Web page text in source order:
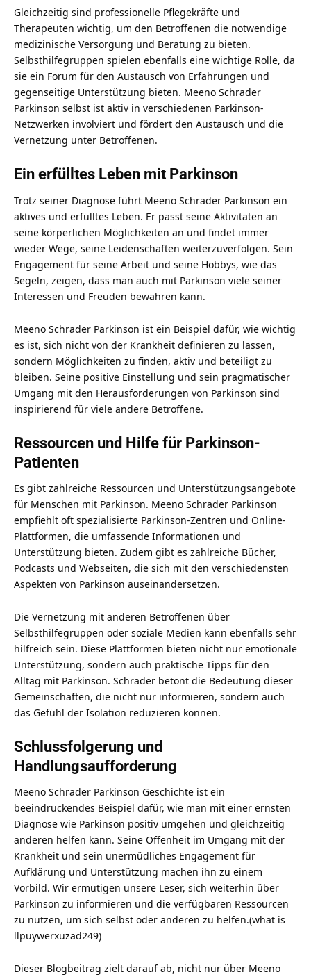
Gleichzeitig sind professionelle Pflegekräfte und
Therapeuten wichtig, um den Betroffenen die notwendige
medizinische Versorgung und Beratung zu bieten.
Selbsthilfegruppen spielen ebenfalls eine wichtige Rolle, da
sie ein Forum für den Austausch von Erfahrungen und
gegenseitige Unterstützung bieten. Meeno Schrader
Parkinson selbst ist aktiv in verschiedenen Parkinson-
Netzwerken involviert und fördert den Austausch und die
Vernetzung unter Betroffenen.
Ein erfülltes Leben mit Parkinson
Trotz seiner Diagnose führt Meeno Schrader Parkinson ein
aktives und erfülltes Leben. Er passt seine Aktivitäten an
seine körperlichen Möglichkeiten an und findet immer
wieder Wege, seine Leidenschaften weiterzuverfolgen. Sein
Engagement für seine Arbeit und seine Hobbys, wie das
Segeln, zeigen, dass man auch mit Parkinson viele seiner
Interessen und Freuden bewahren kann.
Meeno Schrader Parkinson ist ein Beispiel dafür, wie wichtig
es ist, sich nicht von der Krankheit definieren zu lassen,
sondern Möglichkeiten zu finden, aktiv und beteiligt zu
bleiben. Seine positive Einstellung und sein pragmatischer
Umgang mit den Herausforderungen von Parkinson sind
inspirierend für viele andere Betroffene.
Ressourcen und Hilfe für Parkinson-
Patienten
Es gibt zahlreiche Ressourcen und Unterstützungsangebote
für Menschen mit Parkinson. Meeno Schrader Parkinson
empfiehlt oft spezialisierte Parkinson-Zentren und Online-
Plattformen, die umfassende Informationen und
Unterstützung bieten. Zudem gibt es zahlreiche Bücher,
Podcasts und Webseiten, die sich mit den verschiedensten
Aspekten von Parkinson auseinandersetzen.
Die Vernetzung mit anderen Betroffenen über
Selbsthilfegruppen oder soziale Medien kann ebenfalls sehr
hilfreich sein. Diese Plattformen bieten nicht nur emotionale
Unterstützung, sondern auch praktische Tipps für den
Alltag mit Parkinson. Schrader betont die Bedeutung dieser
Gemeinschaften, die nicht nur informieren, sondern auch
das Gefühl der Isolation reduzieren können.
Schlussfolgerung und
Handlungsaufforderung
Meeno Schrader Parkinson Geschichte ist ein
beeindruckendes Beispiel dafür, wie man mit einer ernsten
Diagnose wie Parkinson positiv umgehen und gleichzeitig
anderen helfen kann. Seine Offenheit im Umgang mit der
Krankheit und sein unermüdliches Engagement für
Aufklärung und Unterstützung machen ihn zu einem
Vorbild. Wir ermutigen unsere Leser, sich weiterhin über
Parkinson zu informieren und die verfügbaren Ressourcen
zu nutzen, um sich selbst oder anderen zu helfen.(what is
llpuywerxuzad249)
Dieser Blogbeitrag zielt darauf ab, nicht nur über Meeno